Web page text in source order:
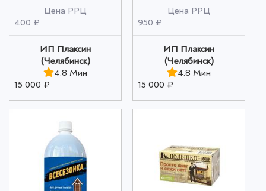
Цена РРЦ
400 ₽
ИП Плаксин
(Челябинск)
4.8 Мин
15 000 ₽
Цена РРЦ
950 ₽
ИП Плаксин
(Челябинск)
4.8 Мин
15 000 ₽